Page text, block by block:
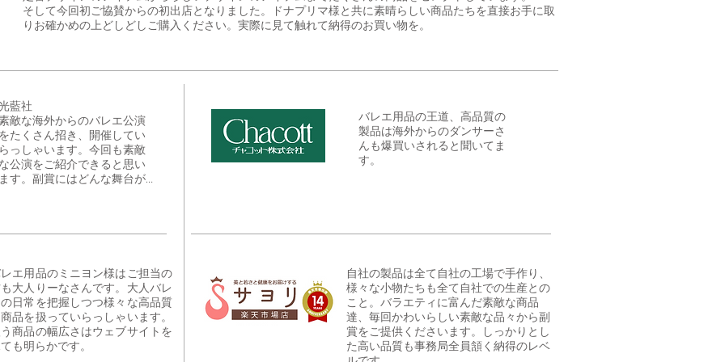
そして今回初ご協賛からの初出店となりました。ドナプリマ様と共に素晴らしい商品たちを直接お手に取
りお確かめの上どしどしご購入ください。実際に見て触れて納得のお買い物を。
藍社
敵な海外からのバレエ公演
たくさん招き、開催してい
っしゃいます。今回も素敵
公演をご紹介できると思い
す。副賞にはどんな舞台が…
エ用品のミニヨン様はご担当の
大人りーなさんです。大人バレ
日常を把握しつつ様々な高品質
品を扱っていらっしゃいます。
商品の幅広さはウェブサイトを
も明らかです。
​バレエ用品の王道、高品質の
製品は海外からのダンサーさ
んも爆買いされると聞いてま
す。
自社の製品は全て自社の工場で手作り、
様々な小物たちも全て自社での生産との
こと。バラエティに富んだ素敵な商品
達、毎回かわいらしい素敵な品々から副
賞をご提供くださいます。しっかりとし
た高い品質も事務局全員頷く納得のレベ